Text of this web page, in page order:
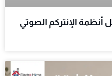
الإنتركم الصوتي